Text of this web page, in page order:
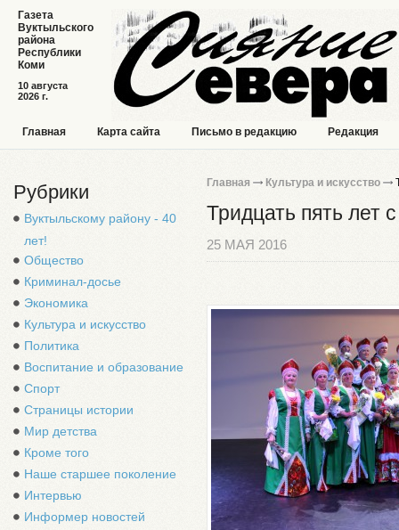
10 августа
2026 г.
Газета
Вуктыльского
района
Республики
Коми
Главная Карта сайта Письмо в редакцию Редакция
Рубрики
Вуктыльскому району - 40
лет!
Общество
Криминал-досье
Экономика
Культура и искусство
Политика
Воспитание и образование
Спорт
Страницы истории
Мир детства
Кроме того
Наше старшее поколение
Интервью
Информер новостей
Главная Культура и искусство
Тридцать пять лет
25 МАЯ 2016